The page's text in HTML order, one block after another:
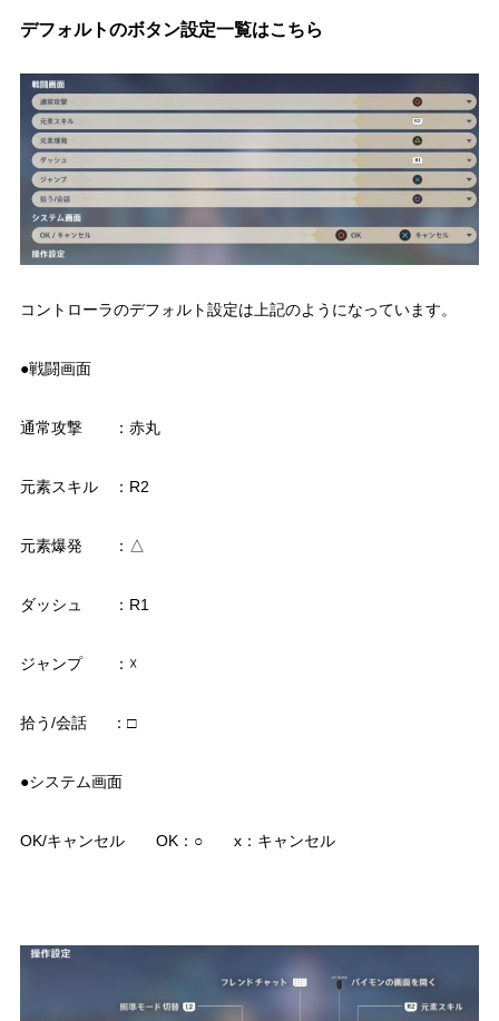
デフォルトのボタン設定一覧はこちら
コントローラのデフォルト設定は上記のようになっています。
●戦闘画面
通常攻撃 ：赤丸
元素スキル ：R2
元素爆発 ：△
ダッシュ ：R1
ジャンプ ：☓
拾う/会話 ：□
●システム画面
OK/キャンセル OK：○ x：キャンセル